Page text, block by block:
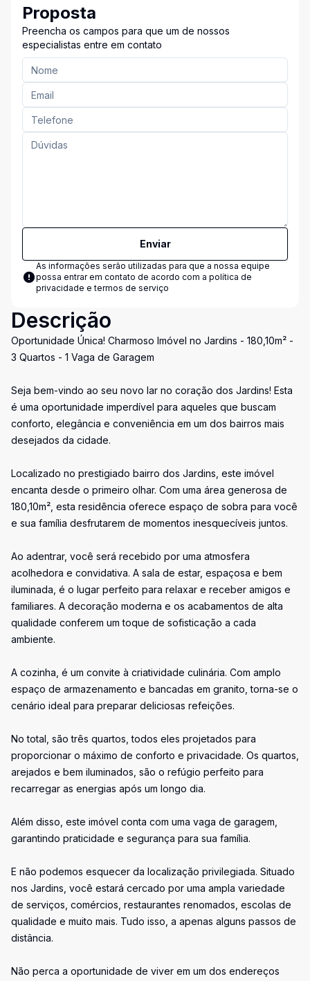
Proposta
Preencha os campos para que um de nossos
especialistas entre em contato
Enviar
As informações serão utilizadas para que a nossa equipe
possa entrar em contato de acordo com a política de
privacidade e termos de serviço
Descrição
Oportunidade Única! Charmoso Imóvel no Jardins - 180,10m² -
3 Quartos - 1 Vaga de Garagem
Seja bem-vindo ao seu novo lar no coração dos Jardins! Esta
é uma oportunidade imperdível para aqueles que buscam
conforto, elegância e conveniência em um dos bairros mais
desejados da cidade.
Localizado no prestigiado bairro dos Jardins, este imóvel
encanta desde o primeiro olhar. Com uma área generosa de
180,10m², esta residência oferece espaço de sobra para você
e sua família desfrutarem de momentos inesquecíveis juntos.
Ao adentrar, você será recebido por uma atmosfera
acolhedora e convidativa. A sala de estar, espaçosa e bem
iluminada, é o lugar perfeito para relaxar e receber amigos e
familiares. A decoração moderna e os acabamentos de alta
qualidade conferem um toque de sofisticação a cada
ambiente.
A cozinha, é um convite à criatividade culinária. Com amplo
espaço de armazenamento e bancadas em granito, torna-se o
cenário ideal para preparar deliciosas refeições.
No total, são três quartos, todos eles projetados para
proporcionar o máximo de conforto e privacidade. Os quartos,
arejados e bem iluminados, são o refúgio perfeito para
recarregar as energias após um longo dia.
Além disso, este imóvel conta com uma vaga de garagem,
garantindo praticidade e segurança para sua família.
E não podemos esquecer da localização privilegiada. Situado
nos Jardins, você estará cercado por uma ampla variedade
de serviços, comércios, restaurantes renomados, escolas de
qualidade e muito mais. Tudo isso, a apenas alguns passos de
distância.
Não perca a oportunidade de viver em um dos endereços